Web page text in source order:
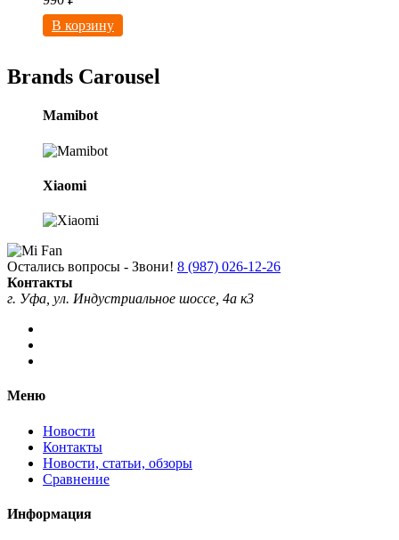
В корзину
Brands Carousel
Mamibot
Xiaomi
Остались вопросы - Звони! 8 (987) 026-12-26
Контакты
г. Уфа, ул. Индустриальное шоссе, 4а к3
Меню
Новости
Контакты
Новости, статьи, обзоры
Сравнение
Информация